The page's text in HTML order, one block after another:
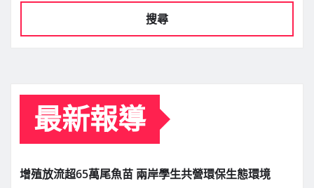
搜尋
最新報導
增殖放流超65萬尾魚苗 兩岸學生共營環保生態環境